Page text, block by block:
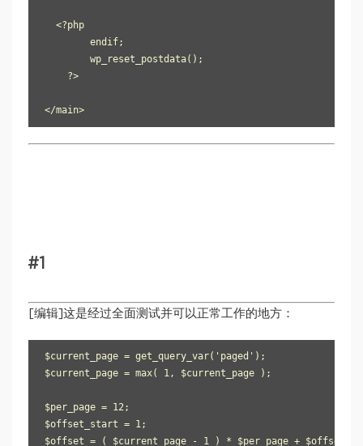
  <?php
        endif;
        wp_reset_postdata();
    ?>
#1
[编辑]这是经过全面测试并可以正常工作的地方：
$current_page = get_query_var('paged');
$current_page = max( 1, $current_page );
$per_page = 12;
$offset_start = 1;
$offset = ( $current_page - 1 ) * $per_page +